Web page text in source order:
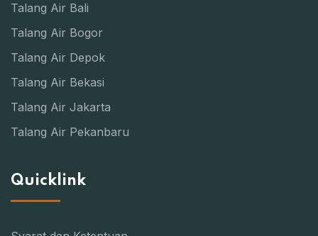
Talang Air Bali
Talang Air Bogor
Talang Air Depok
Talang Air Bekasi
Talang Air Jakarta
Talang Air Pekanbaru
Quicklink